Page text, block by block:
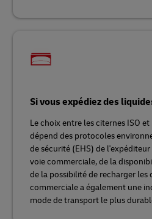
Si vous expédiez des
Le choix entre les citernes ISO
dépend des protocoles
de sécurité (EHS) de
voie commerciale, de la
de la possibilité de recharger les
commerciale a également une
mode de transport le plus